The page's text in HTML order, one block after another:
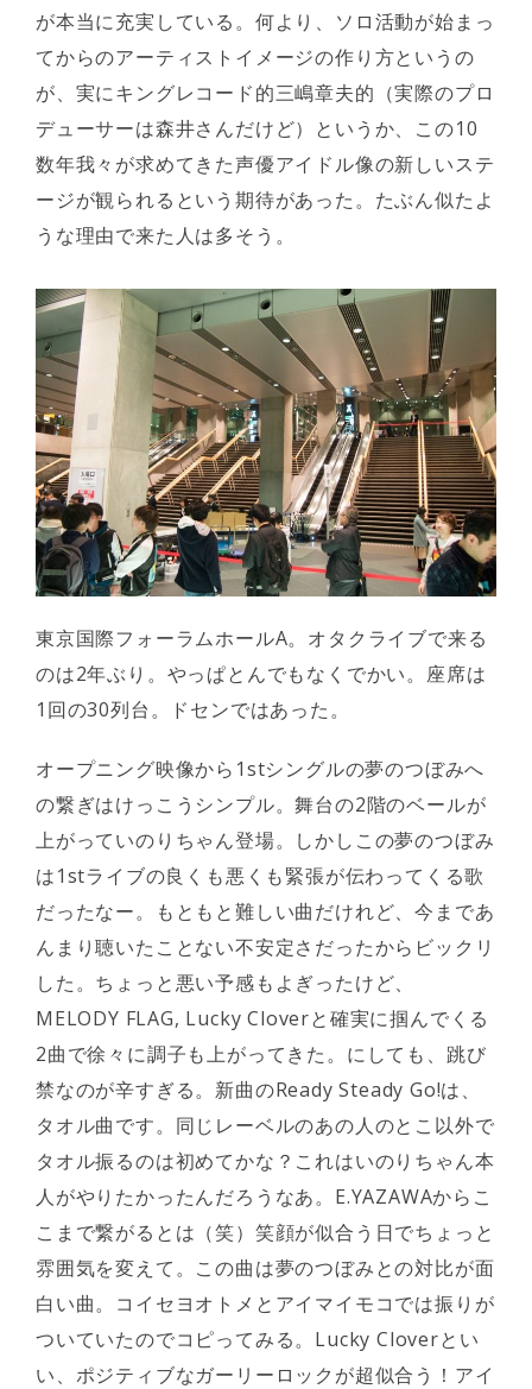
が本当に充実している。何より、ソロ活動が始まっ
てからのアーティストイメージの作り方というの
が、実にキングレコード的三嶋章夫的（実際のプロ
デューサーは森井さんだけど）というか、この10
数年我々が求めてきた声優アイドル像の新しいステ
ージが観られるという期待があった。たぶん似たよ
うな理由で来た人は多そう。
東京国際フォーラムホールA。オタクライブで来る
のは2年ぶり。やっぱとんでもなくでかい。座席は
1回の30列台。ドセンではあった。
オープニング映像から1stシングルの夢のつぼみへ
の繋ぎはけっこうシンプル。舞台の2階のベールが
上がっていのりちゃん登場。しかしこの夢のつぼみ
は1stライブの良くも悪くも緊張が伝わってくる歌
だったなー。もともと難しい曲だけれど、今まであ
んまり聴いたことない不安定さだったからビックリ
した。ちょっと悪い予感もよぎったけど、
MELODY FLAG, Lucky Cloverと確実に掴んでくる
2曲で徐々に調子も上がってきた。にしても、跳び
禁なのが辛すぎる。新曲のReady Steady Go!は、
タオル曲です。同じレーベルのあの人のとこ以外で
タオル振るのは初めてかな？これはいのりちゃん本
人がやりたかったんだろうなあ。E.YAZAWAからこ
こまで繋がるとは（笑）笑顔が似合う日でちょっと
雰囲気を変えて。この曲は夢のつぼみとの対比が面
白い曲。コイセヨオトメとアイマイモコでは振りが
ついていたのでコピってみる。Lucky Cloverとい
い、ポジティブなガーリーロックが超似合う！アイ